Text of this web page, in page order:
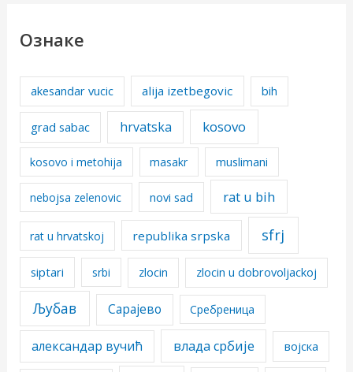
Ознаке
akesandar vucic alija izetbegovic bih
grad sabac hrvatska kosovo
kosovo i metohija masakr muslimani
nebojsa zelenovic novi sad rat u bih
rat u hrvatskoj republika srpska sfrj
siptari srbi zlocin zlocin u dobrovoljackoj
Љубав Сарајево Сребреница
александар вучић влада србије војска